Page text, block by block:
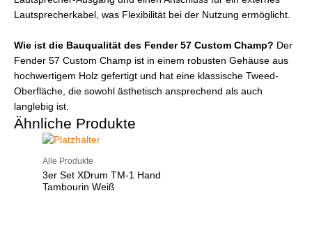
Lautsprecherkabel, was Flexibilität bei der Nutzung ermöglicht.
Wie ist die Bauqualität des Fender 57 Custom Champ? Der
Fender 57 Custom Champ ist in einem robusten Gehäuse aus
hochwertigem Holz gefertigt und hat eine klassische Tweed-
Oberfläche, die sowohl ästhetisch ansprechend als auch
langlebig ist.
Ähnliche Produkte
Alle Produkte
3er Set XDrum TM-1 Hand
Tambourin Weiß